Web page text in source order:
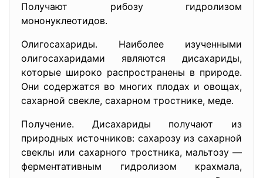
Получают рибозу гидролизом
мононуклеотидов.
Олигосахариды. Наиболее изученными
олигосахаридами являются дисахариды,
которые широко распространены в природе.
Они содержатся во многих плодах и овощах,
сахарной свекле, сахарном тростнике, меде.
Получение. Дисахариды получают из
природных источников: сахарозу из сахарной
свеклы или сахарного тростника, мальтозу —
ферментативным гидролизом крахмала,